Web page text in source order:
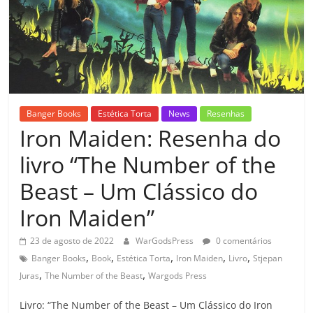
Banger Books Estética Torta News Resenhas
Iron Maiden: Resenha do
livro “The Number of the
Beast – Um Clássico do
Iron Maiden”
23 de agosto de 2022 WarGodsPress
0 comentários
Banger Books, Book, Estética Torta, Iron Maiden, Livro,Stjepan
Juras,The Number of the Beast,Wargods Press
Livro: “The Number of the Beast – Um Clássico do Iron